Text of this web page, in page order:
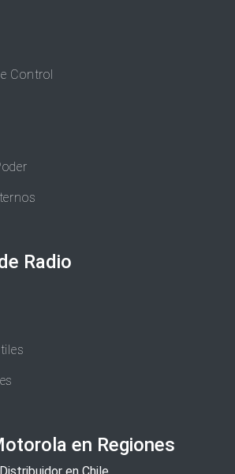
Control
Radio
en Regiones